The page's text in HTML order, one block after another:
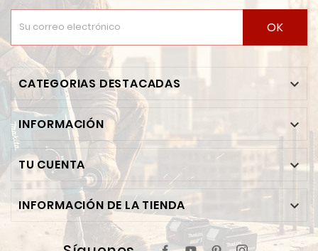
OK
CATEGORIAS DESTACADAS 
INFORMACIÓN 
TU CUENTA 
INFORMACIÓN DE LA TIENDA 